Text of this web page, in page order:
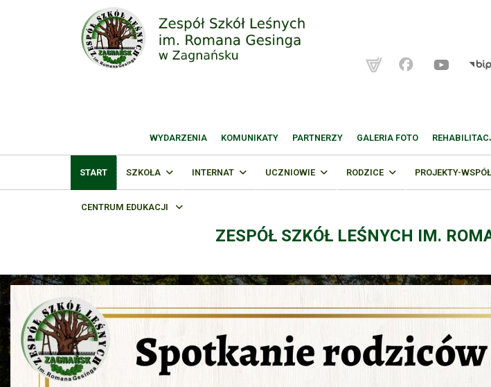
WYDARZENIA KOMUNIKATY PARTNERZY GALERIA FOTO
START SZKOŁA INTERNAT UCZNIOWIE RODZICE PROJEKTY-
CENTRUM EDUKACJI
ZESPÓŁ SZKÓŁ LEŚNYCH IM.